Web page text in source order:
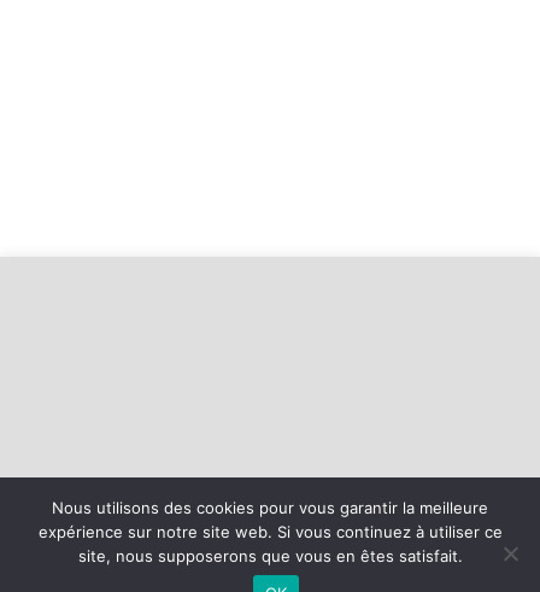
2026 - Basket Mesnil Franqueville Boos | Site internet réalisé par
Nous utilisons des cookies pour vous garantir la meilleure
expérience sur notre site web. Si vous continuez à utiliser ce
site, nous supposerons que vous en êtes satisfait.